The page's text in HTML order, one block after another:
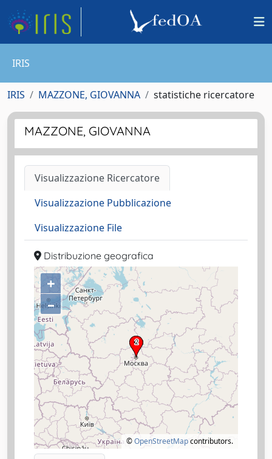
IRIS
IRIS MAZZONE, GIOVANNA statistiche ricercatore
MAZZONE, GIOVANNA
Visualizzazione Ricercatore
Visualizzazione Pubblicazione
Visualizzazione File
Distribuzione geografica
+
–
©OpenStreetMapcontributors.